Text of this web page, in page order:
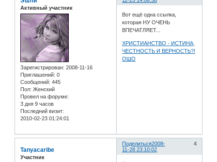
Активный участник
Зарегистрирован: 2008-11-16
Приглашений: 0
Сообщений: 445
Пол: Женский
Провел на форуме:
3 дня 9 часов
Последний визит:
2010-02-23 01:24:01
Вот ещё одна ссылка,
которая НУ ОЧЕНЬ
ВПЕЧАТЛЯЕТ...
ХРИСТИАНСТВО - ИСТИНА,
ЧЕСТНОСТЬ И ВЕРНОСТЬ?!
ОШО
Поделиться 4
2008-
11-28 23:10:02
Tanyacaribe
Участник